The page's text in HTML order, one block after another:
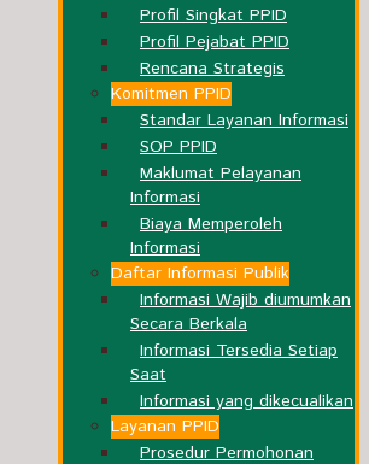
Profil Singkat PPID
Profil Pejabat PPID
Rencana Strategis
Komitmen PPID
Standar Layanan Informasi
SOP PPID
Maklumat Pelayanan
Informasi
Biaya Memperoleh
Informasi
Daftar Informasi Publik
Informasi Wajib diumumkan
Secara Berkala
Informasi Tersedia Setiap
Saat
Informasi yang dikecualikan
Layanan PPID
Prosedur Permohonan